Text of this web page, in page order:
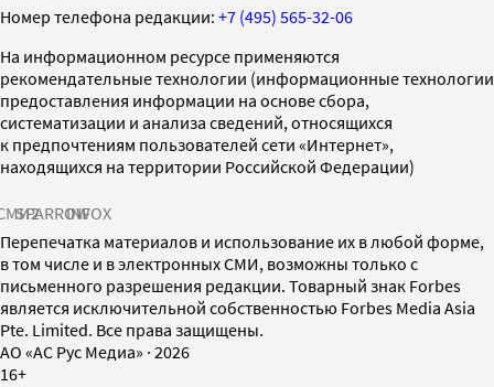
Номер телефона редакции: +7 (495) 565-32-06
На информационном ресурсе применяются
рекомендательные технологии (информационные технологии
предоставления информации на основе сбора,
систематизации и анализа сведений, относящихся
к предпочтениям пользователей сети «Интернет»,
находящихся на территории Российской Федерации)
SPARROWINFOX
Перепечатка материалов и использование их в любой форме,
в том числе и в электронных СМИ, возможны только с
письменного разрешения редакции. Товарный знак Forbes
является исключительной собственностью Forbes Media Asia
Pte. Limited. Все права защищены.
AO «АС Рус Медиа» · 2026
16+